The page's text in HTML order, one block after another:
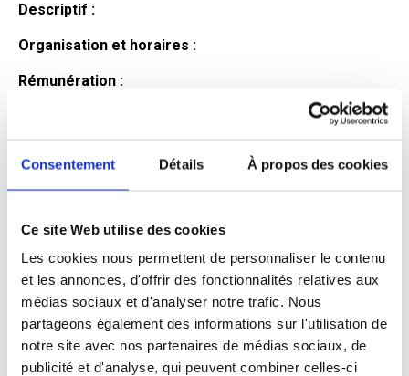
Consentement Détails À propos des cookies
Ce site Web utilise des cookies
Les cookies nous permettent de personnaliser le contenu
et les annonces, d'offrir des fonctionnalités relatives aux
médias sociaux et d'analyser notre trafic. Nous
partageons également des informations sur l'utilisation de
notre site avec nos partenaires de médias sociaux, de
publicité et d'analyse, qui peuvent combiner celles-ci
Descriptif :
Organisation et horaires :
Rémunération :
Profil du
candidat
Qualifications et diplômes :
Profil recherché :